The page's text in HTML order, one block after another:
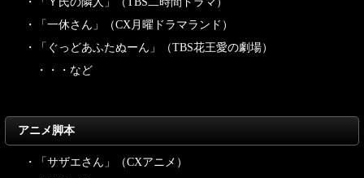
・「一休さん」（CX月曜ドラマランド）
・「ぐっどあふたぬーん」（TBS花王愛の劇場）
・・・など
アニメ脚本
・「サザエさん」（CXアニメ）